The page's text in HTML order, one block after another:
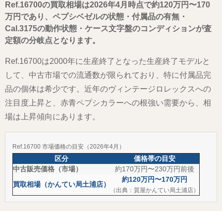
Ref.16700の買取相場は2026年4月時点で約120万円〜170
万円であり、ペプシベゼルの状態・付属品の有無・
Cal.3175の動作状態・ケース文字盤のコンディションが査
定額の分岐点となります。
Ref.16700は2000年に生産終了となった生産終了モデルと
して、中古市場での流通数が限られており、特に付属品完
品の個体は希少です。近年のヴィンテージロレックスへの
注目度上昇と、赤青ペプシカラーへの根強い需要から、相
場は上昇傾向にあります。
Ref.16700 市場価格の目安（2026年4月）
区分
価格帯の目安
中古販売価格（市場）
約170万円〜230万円前後
買取相場（かんてい局土浦店）
約120万円〜170万円
（出典：質屋かんてい局土浦店）